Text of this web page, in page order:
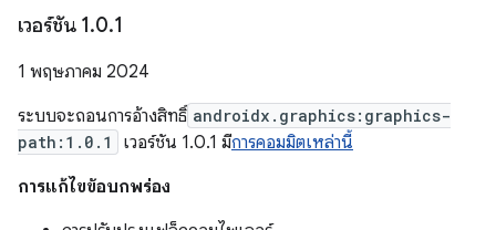
เวอร์ชัน 1.0.1
1 พฤษภาคม 2024
ระบบจะถอนการอ้างสิทธิ์ androidx.graphics:graphics-
path:1.0.1
เวอร์ชัน 1.0.1 มีการคอมมิตเหล่านี้
การแก้ไขข้อบกพร่อง